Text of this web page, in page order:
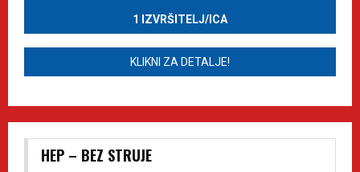
1 IZVRŠITELJ/ICA
KLIKNI ZA DETALJE!
HEP – BEZ STRUJE